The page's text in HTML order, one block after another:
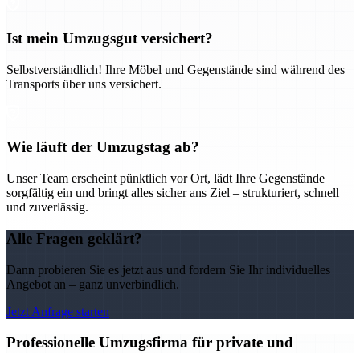
Ist mein Umzugsgut versichert?
Selbstverständlich! Ihre Möbel und Gegenstände sind während des
Transports über uns versichert.
Wie läuft der Umzugstag ab?
Unser Team erscheint pünktlich vor Ort, lädt Ihre Gegenstände
sorgfältig ein und bringt alles sicher ans Ziel – strukturiert, schnell
und zuverlässig.
Alle Fragen geklärt?
Dann probieren Sie es jetzt aus und fordern Sie Ihr individuelles
Angebot an – ganz unverbindlich.
Jetzt Anfrage starten
Professionelle Umzugsfirma für private und